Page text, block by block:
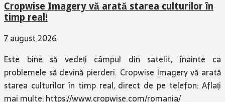
Cropwise Imagery vă arată starea culturilor în
timp real!
7 august 2026
Este bine să vedeți câmpul din satelit, înainte ca
problemele să devină pierderi. Cropwise Imagery vă arată
starea culturilor în timp real, direct de pe telefon: Aflați
mai multe: https://www.cropwise.com/romania/